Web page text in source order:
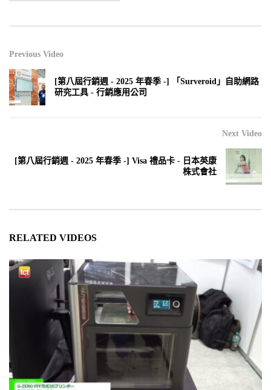
Previous Video
[第八屆行銷週 - 2025 年春季 -] 「Surveroid」自助網路
研究工具 - 行銷應用公司
Next Video
[第八屆行銷週 - 2025 年春季 -] Visa 禮品卡 - 日本英康
株式會社
RELATED VIDEOS